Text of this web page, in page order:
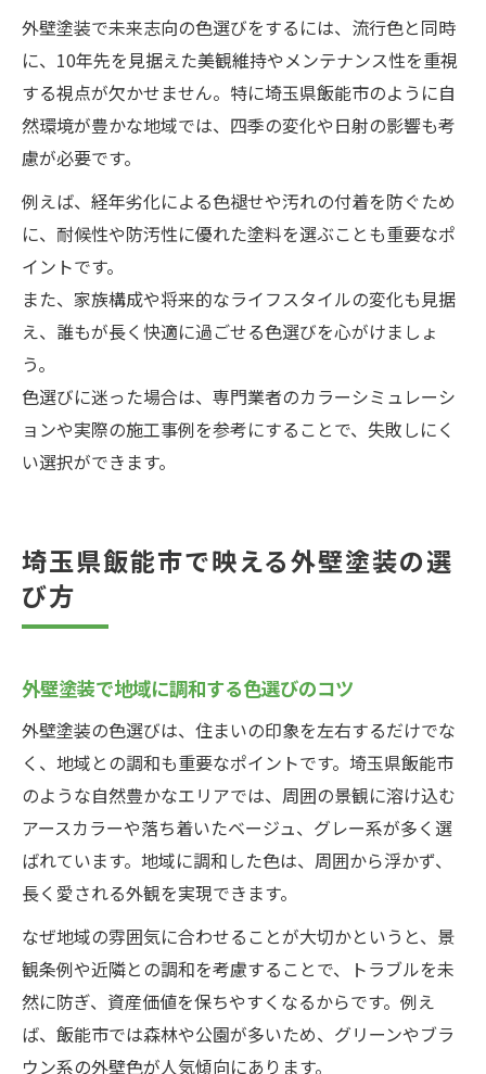
外壁塗装で未来志向の色選びをするには、流行色と同時
に、10年先を見据えた美観維持やメンテナンス性を重視
する視点が欠かせません。特に埼玉県飯能市のように自
然環境が豊かな地域では、四季の変化や日射の影響も考
慮が必要です。
例えば、経年劣化による色褪せや汚れの付着を防ぐため
に、耐候性や防汚性に優れた塗料を選ぶことも重要なポ
イントです。
また、家族構成や将来的なライフスタイルの変化も見据
え、誰もが長く快適に過ごせる色選びを心がけましょ
う。
色選びに迷った場合は、専門業者のカラーシミュレーシ
ョンや実際の施工事例を参考にすることで、失敗しにく
い選択ができます。
埼玉県飯能市で映える外壁塗装の選
び方
外壁塗装で地域に調和する色選びのコツ
外壁塗装の色選びは、住まいの印象を左右するだけでな
く、地域との調和も重要なポイントです。埼玉県飯能市
のような自然豊かなエリアでは、周囲の景観に溶け込む
アースカラーや落ち着いたベージュ、グレー系が多く選
ばれています。地域に調和した色は、周囲から浮かず、
長く愛される外観を実現できます。
なぜ地域の雰囲気に合わせることが大切かというと、景
観条例や近隣との調和を考慮することで、トラブルを未
然に防ぎ、資産価値を保ちやすくなるからです。例え
ば、飯能市では森林や公園が多いため、グリーンやブラ
ウン系の外壁色が人気傾向にあります。